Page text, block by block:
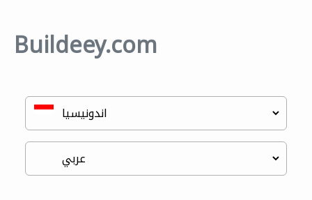
Buildeey.com